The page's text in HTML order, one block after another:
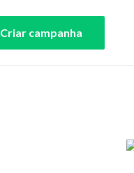
Criar campanha